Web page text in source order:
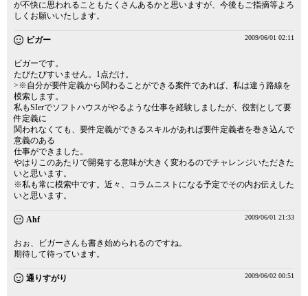
が不快に思われることもたくさんあるかと思いますが、今後もご指摘等よろ
しくお願いいたします。
ビガー 2009/06/01 02:11
ビガーです。
たびたびすいません。1点だけ。
>※自分が要件定義から関わることができる案件であれば、私は違う路線を
模索します。
私もSIerでソフトハウスがやるような仕事を経験しましたが、役割として要
件定義に
関われなくても、要件定義ができるスキルがあれば要件定義者を巻き込んで
意義のある
仕事ができました。
やはりこのあたりで開発する意味が大きく変わるのでチャレンジいただきた
いと思います。
※私も常に模索中です。近々、コラムニストになる予定でその内お伝えした
いと思います。
Ahf 2009/06/01 21:33
おぉ、ビガーさんも書き始められるのですね。
期待して待っています。
通りすがり 2009/06/02 00:51